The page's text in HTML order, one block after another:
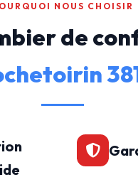
NOUS CHOISIR
de